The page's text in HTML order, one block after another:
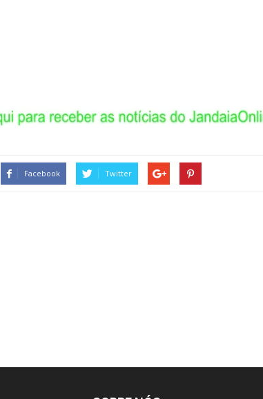
Facebook Twitter